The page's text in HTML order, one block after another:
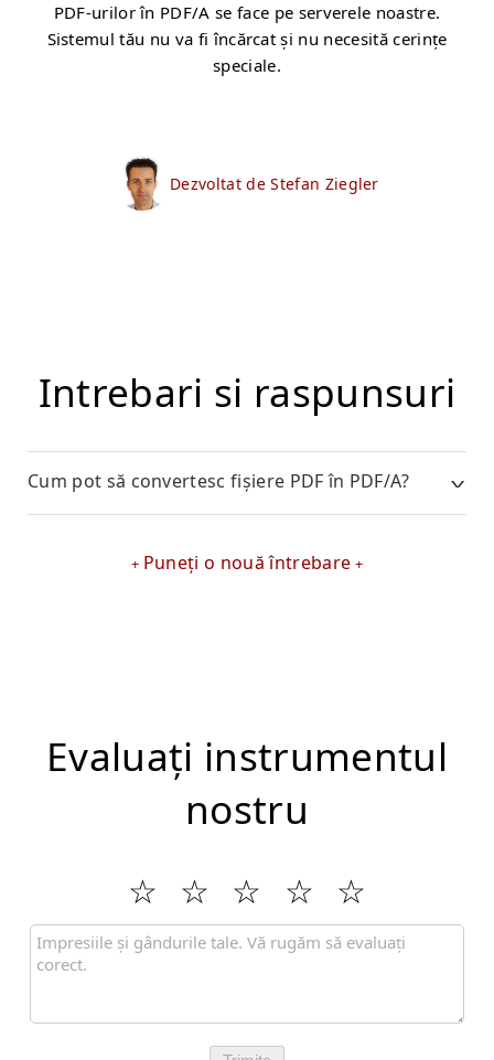
PDF-urilor în PDF/A se face pe serverele noastre.
Sistemul tău nu va fi încărcat și nu necesită cerințe
speciale.
Dezvoltat de Stefan Ziegler
Intrebari si raspunsuri
Cum pot să convertesc fișiere PDF în PDF/A?
Puneți o nouă întrebare
Evaluați instrumentul
nostru